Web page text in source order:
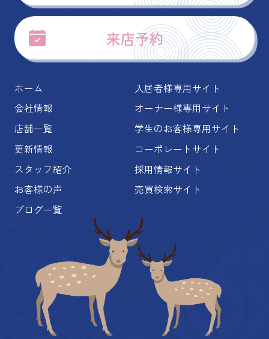
来店予約
ホーム
会社情報
店舗一覧
更新情報
スタッフ紹介
お客様の声
ブログ一覧
入居者様専用サイト
オーナー様専用サイト
学生のお客様専用サイト
コーポレートサイト
採用情報サイト
売買検索サイト